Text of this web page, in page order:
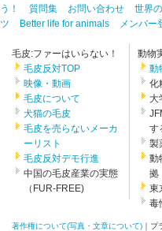
う！
質問集 お問い合わせ 世界
ツ
Better life for animals メンバー
毛皮:ファーはいらない！
毛皮反対TOP
映像・動画
毛皮について
犬猫の毛皮
毛皮を売らないメーカ
ーリスト
毛皮反対デモ行進
中国の毛皮産業の実態
（FUR-FREE)
動物
動
化
大
す
製
動
拠
東
毒
著作権について(写真・文章について) ｜プ